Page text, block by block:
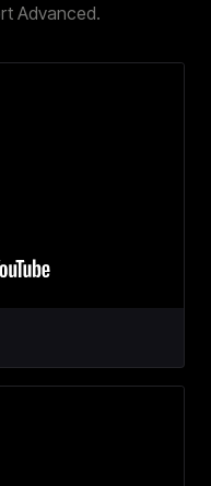
Advanced.